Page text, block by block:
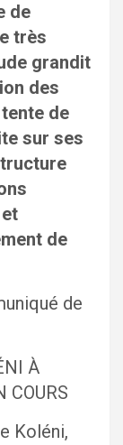
de
très
grandit
des
tente de
sur ses
de
de
À
COURS
Koléni,